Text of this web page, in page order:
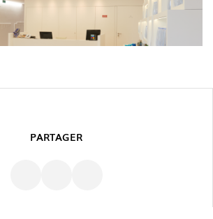
PARTAGER